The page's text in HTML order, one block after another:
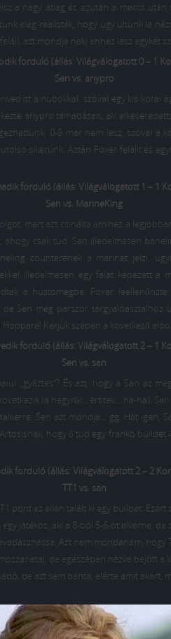
a nagy átlag és ezután a meccs
elég realisták, hogy úgy ültünk le
azt mondja neki ehhez lesz egykét
forduló (állás: Világválogatott 0 – 1
Sen vs. anypro
itt a nubokkal, szóval egy kis korai
anypro támadásait, aki
0-8 már nem lesz, szóval a
sikerünk. Aztán Foxer felállt és
forduló (állás: Világválogatott 1 – 1
Sen vs. MarineKing
mert azt csinálta amihez a
ahogy csak tud. Sen illedelmesen
counterének a marinet jelzi,
illedelmesen egy falat képezett a
a hústömegbe, Foxer
Sen még párszor tárgyalóasztalhoz
Kérjük szépen a következő
forduló (állás: Világválogatott 2 – 1
Sen vs. san
„győztes”? És azt, hogy a San az
(a hegyről… értitek… ha-ha).
Sen azt mondja… gg. Hát igen,
hogy ő tud egy frankó buildet
forduló (állás: Világválogatott 2 – 2
TT1 vs. san
pont ez ellen talált ki egy buildet. Ezért
játékos, aki a 8-ból 5-6-ot elverne,
Azt nem mondanám,
de egészében nézve bejött a
de azt sem bánta, elérte amit akart,